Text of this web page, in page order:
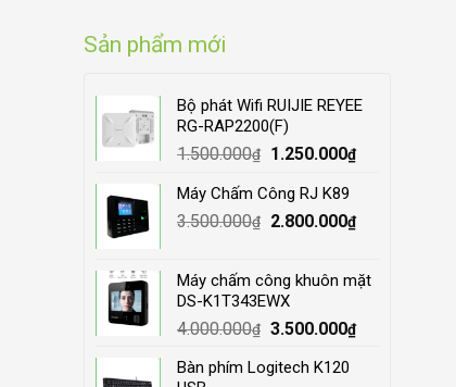
Sản phẩm mới
Bộ phát Wifi RUIJIE REYEE
RG-RAP2200(F)
1.500.000₫
Original
was:
1.500.000₫.
1.250.000₫Current
1.250.000₫.
Máy Chấm Công RJ K89
3.500.000₫
Original
3.500.000₫.
2.800.000₫Current
2.800.000₫.
Máy chấm công khuôn mặt
DS-K1T343EWX
4.000.000₫ Original
was:
3.500.000₫Current
Bàn phím Logitech K120